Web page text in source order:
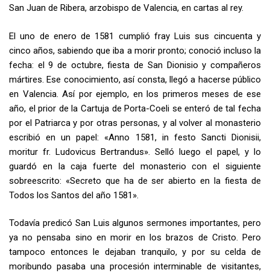
San Juan de Ribera, arzobispo de Valencia, en cartas al rey.
El uno de enero de 1581 cumplió fray Luis sus cincuenta y
cinco años, sabiendo que iba a morir pronto; conoció incluso la
fecha: el 9 de octubre, fiesta de San Dionisio y compañeros
mártires. Ese conocimiento, así consta, llegó a hacerse público
en Valencia. Así por ejemplo, en los primeros meses de ese
año, el prior de la Cartuja de Porta-Coeli se enteró de tal fecha
por el Patriarca y por otras personas, y al volver al monasterio
escribió en un papel: «Anno 1581, in festo Sancti Dionisii,
moritur fr. Ludovicus Bertrandus». Selló luego el papel, y lo
guardó en la caja fuerte del monasterio con el siguiente
sobreescrito: «Secreto que ha de ser abierto en la fiesta de
Todos los Santos del año 1581».
Todavía predicó San Luis algunos sermones importantes, pero
ya no pensaba sino en morir en los brazos de Cristo. Pero
tampoco entonces le dejaban tranquilo, y por su celda de
moribundo pasaba una procesión interminable de visitantes,